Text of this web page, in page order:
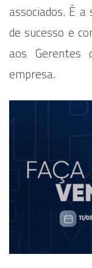
associados. É
de sucesso e
aos Gerentes
empresa.